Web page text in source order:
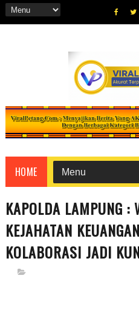
HOME
KAPOLDA LAMPUNG :
KEJAHATAN
KOLABORASI JADI